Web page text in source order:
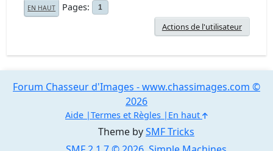
EN HAUT Pages 1
Actions de l'utilisateur
Theme bySMF Tricks
Forum Chasseur d'Images - www.chassimages.com ©
2026
Aide Termes et Règles En haut